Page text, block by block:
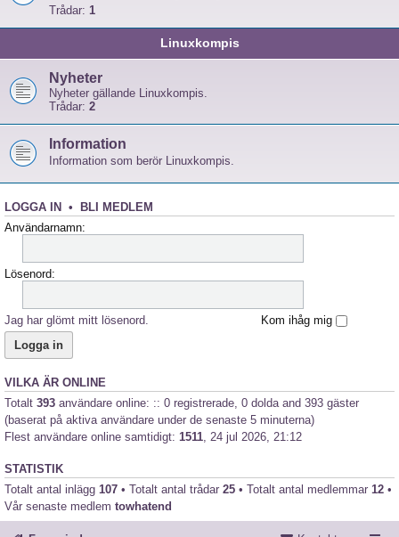
Trådar: 1
Linuxkompis
Nyheter
Nyheter gällande Linuxkompis.
Trådar: 2
Information
Information som berör Linuxkompis.
LOGGA IN • BLI MEDLEM
Användarnamn:
Lösenord:
Jag har glömt mitt lösenord. Kom ihåg mig
VILKA ÄR ONLINE
Totalt 393 användare online: :: 0 registrerade, 0 dolda and 393 gäster
(baserat på aktiva användare under de senaste 5 minuterna)
Flest användare online samtidigt: 1511, 24 jul 2026, 21:12
STATISTIK
Totalt antal inlägg 107 • Totalt antal trådar 25 • Totalt antal medlemmar 12 •
Vår senaste medlem towhatend